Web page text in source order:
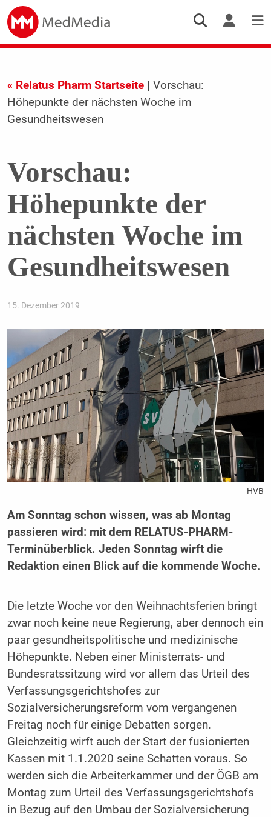
« Relatus Pharm Startseite| Vorschau:
Höhepunkte der nächsten Woche im
Gesundheitswesen
Vorschau:
Höhepunkte der
nächsten Woche im
Gesundheitswesen
15. Dezember 2019
HVB
Am Sonntag schon wissen, was ab Montag
passieren wird: mit dem RELATUS-PHARM-
Terminüberblick. Jeden Sonntag wirft die
Redaktion einen Blick auf die kommende Woche.
Die letzte Woche vor den Weihnachtsferien bringt
zwar noch keine neue Regierung, aber dennoch ein
paar gesundheitspolitische und medizinische
Höhepunkte. Neben einer Ministerrats- und
Bundesratssitzung wird vor allem das Urteil des
Verfassungsgerichtshofes zur
Sozialversicherungsreform vom vergangenen
Freitag noch für einige Debatten sorgen.
Gleichzeitig wirft auch der Start der fusionierten
Kassen mit 1.1.2020 seine Schatten voraus. So
werden sich die Arbeiterkammer und der ÖGB am
Montag zum Urteil des Verfassungsgerichtshofs
in Bezug auf den Umbau der Sozialversicherung